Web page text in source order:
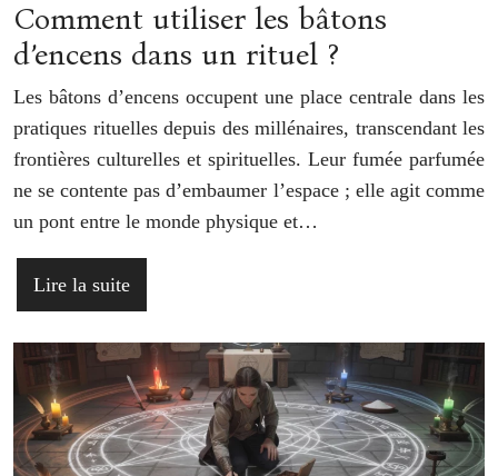
Comment utiliser les bâtons
d’encens dans un rituel ?
Les bâtons d’encens occupent une place centrale dans les
pratiques rituelles depuis des millénaires, transcendant les
frontières culturelles et spirituelles. Leur fumée parfumée
ne se contente pas d’embaumer l’espace ; elle agit comme
un pont entre le monde physique et…
Lire la suite